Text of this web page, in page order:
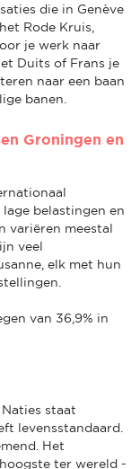
die in Genève
Rode Kruis,
je werk naar
Duits of Frans je
naar een baan
banen.
Groningen en
belastingen en
variëren meestal
veel
elk met hun
van 36,9% in
staat
levensstandaard.
Het
ter wereld -